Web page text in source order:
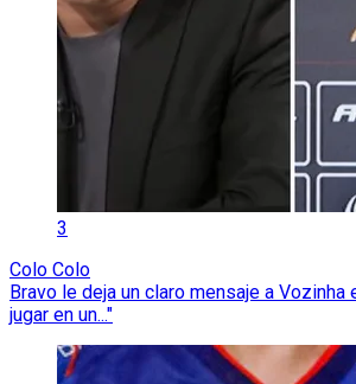
3
Colo Colo
Bravo le deja un claro mensaje a Vozinha
jugar en un..."